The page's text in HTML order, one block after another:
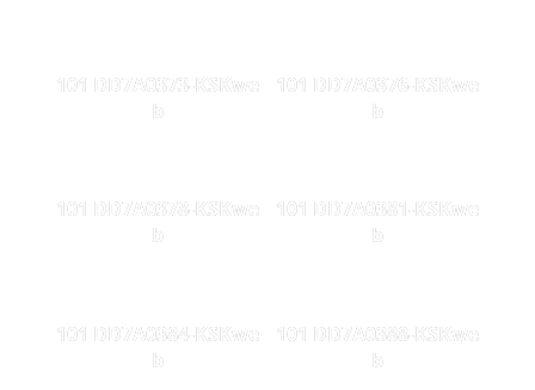
101 DD7A0373-KSKwe
b
101 DD7A0376-KSKwe
b
101 DD7A0378-KSKwe
b
101 DD7A0381-KSKwe
b
101 DD7A0384-KSKwe
b
101 DD7A0388-KSKwe
b